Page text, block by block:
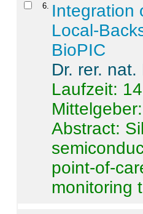
6
Integration
Local-
BioPIC
Dr. rer.
Laufzeit:
Abstract:
point-of-
monitoring